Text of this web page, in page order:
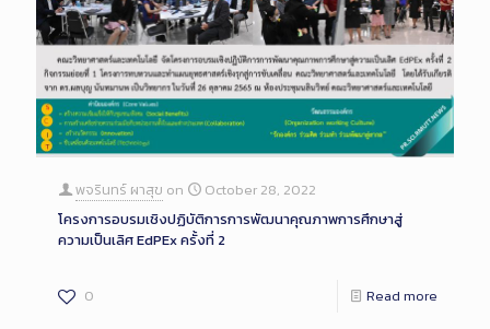
พจรินทร์ ผาสุข on
October 28, 2022
โครงการอบรมเชิงปฏิบัติการการพัฒนาคุณภาพการศึกษาสู่
ความเป็นเลิศ EdPEx ครั้งที่ 2
0 Read more